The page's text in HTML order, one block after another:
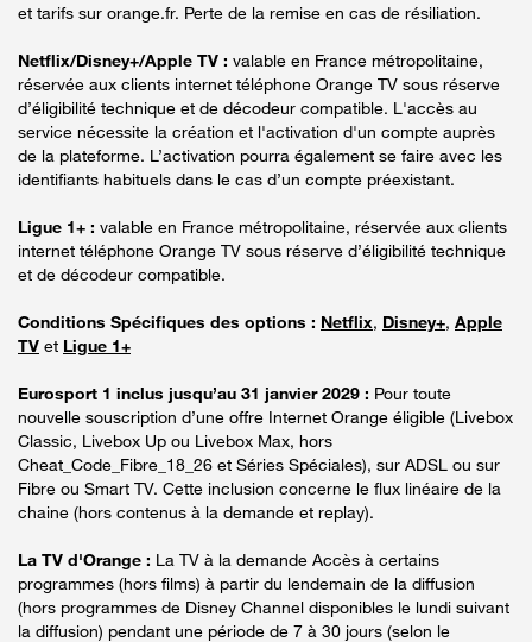
et tarifs sur orange.fr. Perte de la remise en cas de résiliation.
Netflix/Disney+/Apple TV : valable en France métropolitaine,
réservée aux clients internet téléphone Orange TV sous réserve
d’éligibilité technique et de décodeur compatible. L'accès au
service nécessite la création et l'activation d'un compte auprès
de la plateforme. L’activation pourra également se faire avec les
identifiants habituels dans le cas d’un compte préexistant.
Ligue 1+ : valable en France métropolitaine, réservée aux clients
internet téléphone Orange TV sous réserve d’éligibilité technique
et de décodeur compatible.
Conditions Spécifiques des options : Netflix, Disney+, Apple
TV et Ligue 1+
Eurosport 1 inclus jusqu’au 31 janvier 2029 : Pour toute
nouvelle souscription d’une offre Internet Orange éligible (Livebox
Classic, Livebox Up ou Livebox Max, hors
Cheat_Code_Fibre_18_26 et Séries Spéciales), sur ADSL ou sur
Fibre ou Smart TV. Cette inclusion concerne le flux linéaire de la
chaine (hors contenus à la demande et replay).
La TV d'Orange : La TV à la demande Accès à certains
programmes (hors films) à partir du lendemain de la diffusion
(hors programmes de Disney Channel disponibles le lundi suivant
la diffusion) pendant une période de 7 à 30 jours (selon le